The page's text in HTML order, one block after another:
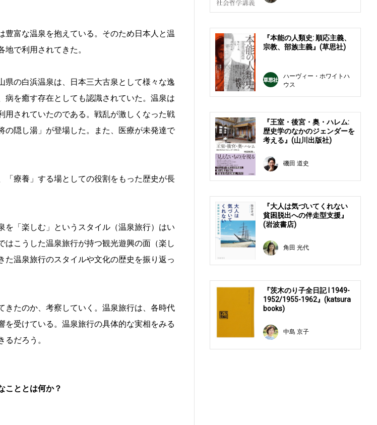
富な温泉を抱えている。そのため日本人と温
で利用されてきた。
の白浜温泉は、日本三大古泉として様々な逸
を癒す存在としても認識されていた。温泉は
されていたのである。戦乱が激しくなった戦
の隠し湯」が登場した。また、医療が未発達で
「療養」する場としての役割をもった歴史が長
「楽しむ」というスタイル（温泉旅行）はい
こうした温泉旅行が持つ観光遊興の面（楽し
温泉旅行のスタイルや文化の歴史を振り返っ
きたのか、考察していく。温泉旅行は、各時代
受けている。温泉旅行の具体的な実相をみる
だろう。
こととは何か？
『本能の人類史: 順応主義、
宗教、部族主義』(草思社)
ハーヴィー・ホワイトハ
ウス
『王室・後宮・奥・ハレム:
歴史学のなかのジェンダーを
考える』(山川出版社)
磯田 道史
『大人は気づいてくれない
貧困脱出への伴走型支援』
(岩波書店)
角田 光代
『茨木のり子全日記 Ⅰ 1949-
1952/1955-1962』(katsura
books)
中島 京子